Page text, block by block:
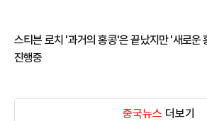
스티븐 로치 '과거의 홍콩'은 끝났지만 '새로운
진행중
중국뉴스 더보기